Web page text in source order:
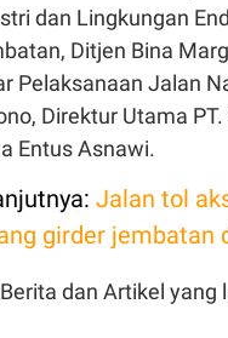
dan Lingkungan
Ditjen Bina
Pelaksanaan Jalan
Direktur Utama
Entus Asnawi.
Jalan tol
girder jembatan
dan Artikel yang